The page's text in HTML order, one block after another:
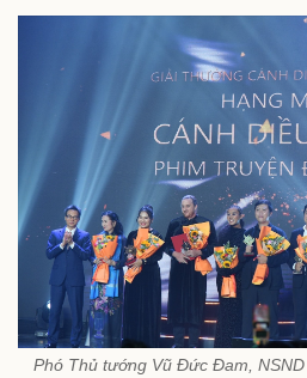
Phó Thủ tướng Vũ Đức Đam,